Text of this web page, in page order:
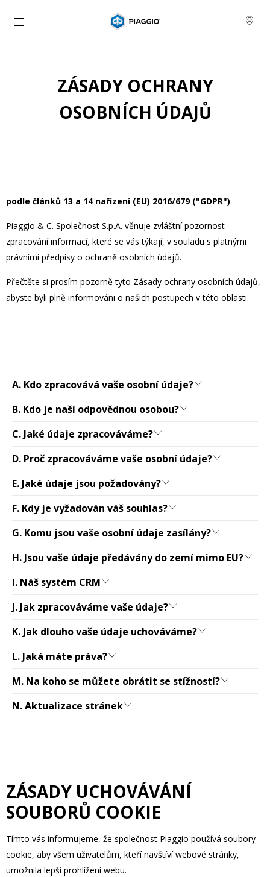
Přejít na hlavní obsah
ZÁSADY OCHRANY
OSOBNÍCH ÚDAJŮ
podle článků 13 a 14 nařízení (EU) 2016/679 ("GDPR")
Piaggio & C. Společnost S.p.A. věnuje zvláštní pozornost
zpracování informací, které se vás týkají, v souladu s platnými
právními předpisy o ochraně osobních údajů.
Přečtěte si prosím pozorně tyto Zásady ochrany osobních údajů,
abyste byli plně informováni o našich postupech v této oblasti.
A. Kdo zpracovává vaše osobní údaje?
B. Kdo je naší odpovědnou osobou?
C. Jaké údaje zpracováváme?
D. Proč zpracováváme vaše osobní údaje?
E. Jaké údaje jsou požadovány?
F. Kdy je vyžadován váš souhlas?
G. Komu jsou vaše osobní údaje zasílány?
H. Jsou vaše údaje předávány do zemí mimo EU?
I. Náš systém CRM
J. Jak zpracováváme vaše údaje?
K. Jak dlouho vaše údaje uchováváme?
L. Jaká máte práva?
M. Na koho se můžete obrátit se stížností?
N. Aktualizace stránek
ZÁSADY UCHOVÁVÁNÍ
SOUBORŮ COOKIE
Tímto vás informujeme, že společnost Piaggio používá soubory
cookie, aby všem uživatelům, kteří navštíví webové stránky,
umožnila lepší prohlížení webu.